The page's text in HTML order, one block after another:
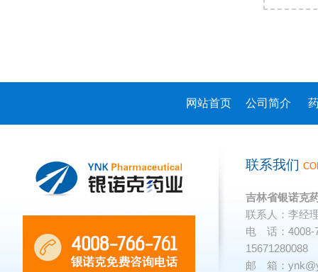
网站首页 公司简介
联系我们
吉林省银诺克
联系人：李经
电 话：4008-
15671280088
邮 箱：